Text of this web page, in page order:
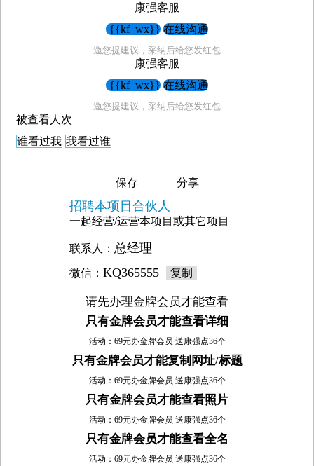
康强客服
{{kf_wx}} 在线沟通
邀您提建议，采纳后给您发红包
康强客服
{{kf_wx}} 在线沟通
邀您提建议，采纳后给您发红包
被查看人次
谁看过我 我看过谁
保存 分享
招聘本项目合伙人
一起经营/运营本项目或其它项目
联系人： 总经理
微信： KQ365555 复制
请先办理金牌会员才能查看
只有金牌会员才能查看详细
活动：69元办金牌会员 送康强点36个
只有金牌会员才能复制网址/标题
活动：69元办金牌会员 送康强点36个
只有金牌会员才能查看照片
活动：69元办金牌会员 送康强点36个
只有金牌会员才能查看全名
活动：69元办金牌会员 送康强点36个